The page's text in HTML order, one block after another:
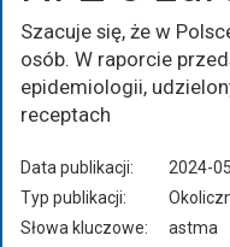
Szacuje się, że w
osób. W raporcie
epidemiologii,
receptach
Data publikacji:
2024-
Typ publikacji:
Słowa kluczowe:
astma